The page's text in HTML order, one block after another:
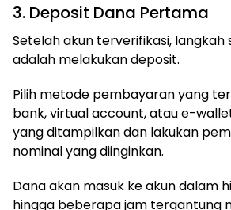
3. Deposit Dana Pertama
Setelah akun terverifikasi, langkah
adalah melakukan deposit.
Pilih metode pembayaran yang
bank, virtual account, atau e-
yang ditampilkan dan lakukan
nominal yang diinginkan.
Dana akan masuk ke akun dalam
hingga beberapa jam tergantung